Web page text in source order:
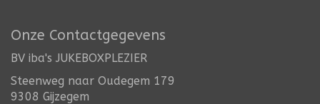
Onze Contactgegevens
BV iba's JUKEBOXPLEZIER
Steenweg naar Oudegem 179
9308 Gijzegem